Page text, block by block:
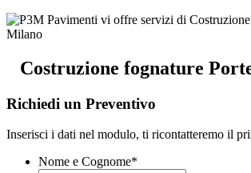
Costruzione fognature
Richiedi un Preventivo
Inserisci i dati nel modulo, ti ricontatteremo il
Nome e Cognome*